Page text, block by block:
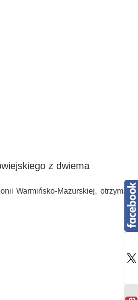
z dwiema
Warmińsko-Mazurskiej, otrzymała